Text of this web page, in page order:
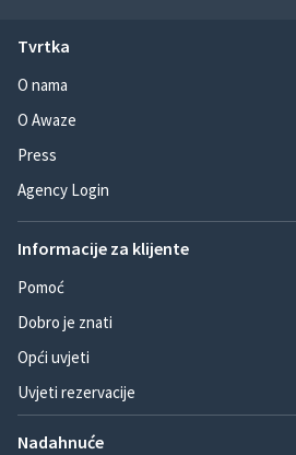
Tvrtka
O nama
O Awaze
Press
Agency Login
Informacije za klijente
Pomoć
Dobro je znati
Opći uvjeti
Uvjeti rezervacije
Nadahnuće